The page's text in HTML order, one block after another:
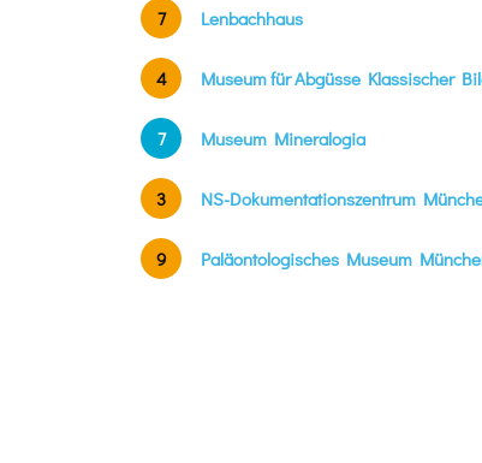
7 Lenbachhaus
4 Museum für Abgüsse Klassischer
7 Museum Mineralogia
3 NS-Dokumentationszentrum
9 Paläontologisches Museum